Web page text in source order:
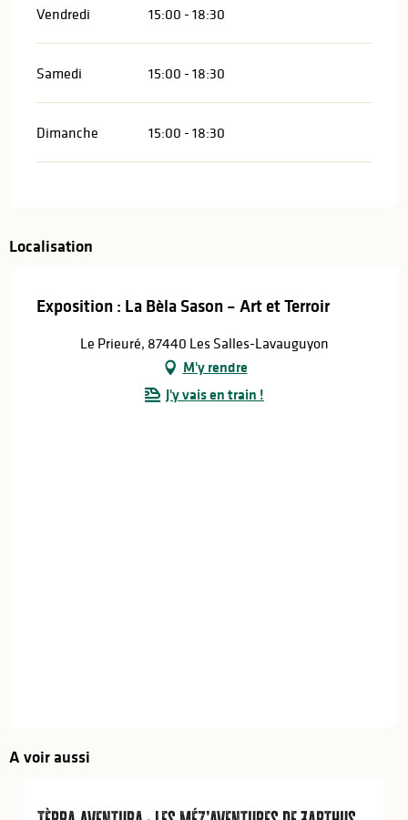
Vendredi 15:00 - 18:30
Samedi 15:00 - 18:30
Dimanche 15:00 - 18:30
Localisation
Exposition : La Bèla Sason – Art et Terroir
Le Prieuré, 87440 Les Salles-Lavauguyon
M'y rendre
J'y vais en train !
A voir aussi